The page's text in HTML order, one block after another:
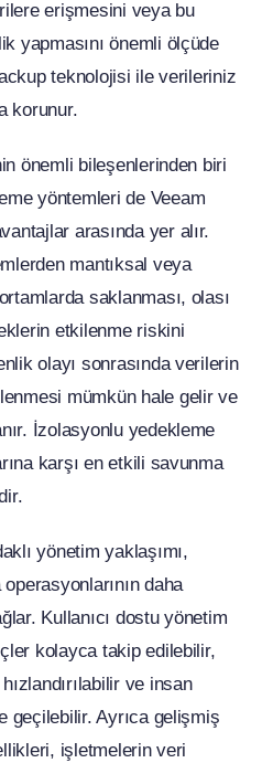
erişmesini veya bu
yapmasını önemli ölçüde
teknolojisi ile verileriniz
korunur.
önemli bileşenlerinden biri
yöntemleri de Veeam
arasında yer alır.
mantıksal veya
saklanması, olası
etkilenme riskini
olayı sonrasında verilerin
mümkün hale gelir ve
İzolasyonlu yedekleme
karşı en etkili savunma
yönetim yaklaşımı,
daha
Kullanıcı dostu yönetim
kolayca takip edilebilir,
ve insan
geçilebilir. Ayrıca gelişmiş
işletmelerin veri